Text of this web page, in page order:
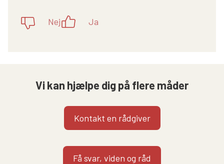
Nej Ja
Vi kan hjælpe dig på flere måder
Kontakt en rådgiver
Få svar, viden og råd